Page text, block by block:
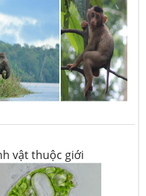
vật thuộc giới